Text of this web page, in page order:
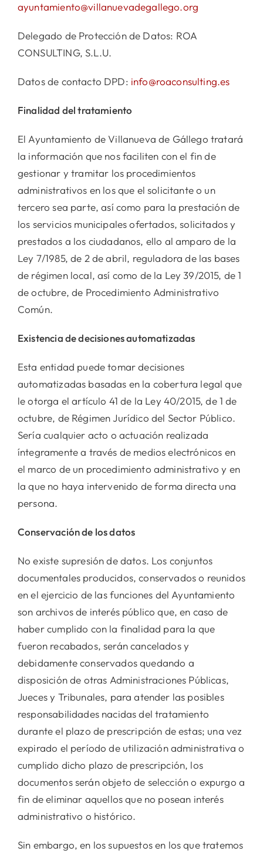
ayuntamiento@villanuevadegallego.org
Delegado de Protección de Datos: ROA
CONSULTING, S.L.U.
Datos de contacto DPD: info@roaconsulting.es
Finalidad del tratamiento
El Ayuntamiento de Villanueva de Gállego tratará
la información que nos faciliten con el fin de
gestionar y tramitar los procedimientos
administrativos en los que el solicitante o un
tercero sea parte, así como para la prestación de
los servicios municipales ofertados, solicitados y
prestados a los ciudadanos, ello al amparo de la
Ley 7/1985, de 2 de abril, reguladora de las bases
de régimen local, así como de la Ley 39/2015, de 1
de octubre, de Procedimiento Administrativo
Común.
Existencia de decisiones automatizadas
Esta entidad puede tomar decisiones
automatizadas basadas en la cobertura legal que
le otorga el artículo 41 de la Ley 40/2015, de 1 de
octubre, de Régimen Jurídico del Sector Público.
Sería cualquier acto o actuación realizada
íntegramente a través de medios electrónicos en
el marco de un procedimiento administrativo y en
la que no haya intervenido de forma directa una
persona.
Conservación de los datos
No existe supresión de datos. Los conjuntos
documentales producidos, conservados o reunidos
en el ejercicio de las funciones del Ayuntamiento
son archivos de interés público que, en caso de
haber cumplido con la finalidad para la que
fueron recabados, serán cancelados y
debidamente conservados quedando a
disposición de otras Administraciones Públicas,
Jueces y Tribunales, para atender las posibles
responsabilidades nacidas del tratamiento
durante el plazo de prescripción de estas; una vez
expirado el período de utilización administrativa o
cumplido dicho plazo de prescripción, los
documentos serán objeto de selección o expurgo a
fin de eliminar aquellos que no posean interés
administrativo o histórico.
Sin embargo, en los supuestos en los que tratemos